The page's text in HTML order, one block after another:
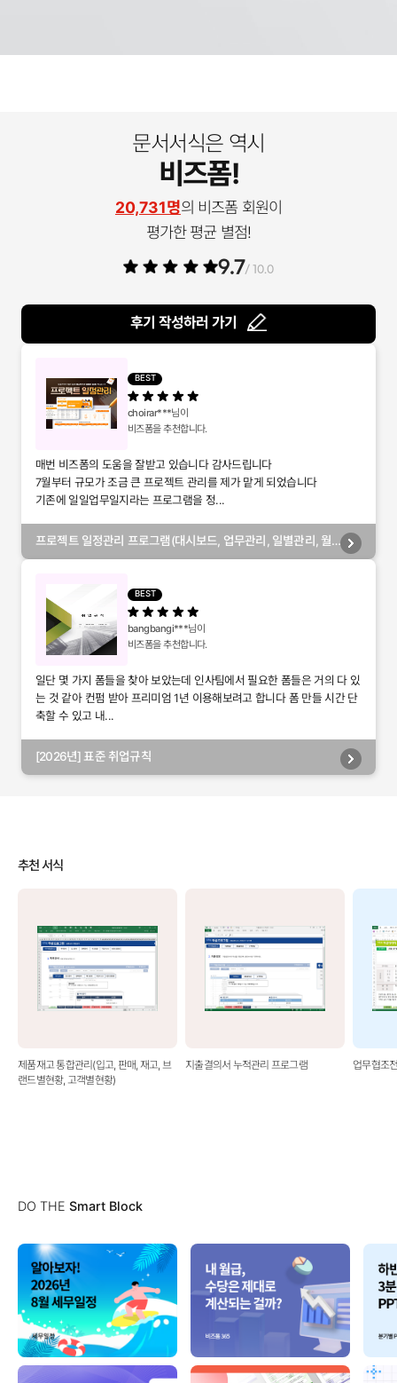
문서서식은 역시
비즈폼!
20,731명의 비즈폼 회원이
평가한 평균 별점!
9.7/ 10.0
후기 작성하러 가기
BEST
choirar***님이
비즈폼을 추천합니다.
매번 비즈폼의 도움을 잘받고 있습니다 감사드립니다
7월부터 규모가 조금 큰 프로젝트 관리를 제가 맡게 되었습니다
기존에 일일업무일지라는 프로그램을 정...
프로젝트 일정관리 프로그램(대시보드, 업무관리, 일별관리, 월
BEST
bangbangi***님이
비즈폼을 추천합니다.
일단 몇 가지 폼들을 찾아 보았는데 인사팀에서 필요한 폼들은 거의 다 있
는 것 같아 컨펌 받아 프리미엄 1년 이용해보려고 합니다 폼 만들 시간 단
축할 수 있고 내...
[2026년] 표준 취업규칙
추천 서식
제품재고 통합관리(입고, 판매, 재고, 브
랜드별현황, 고객별현황)
지출결의서 누적관리 프로그램 업무협조
DO THE Smart Block